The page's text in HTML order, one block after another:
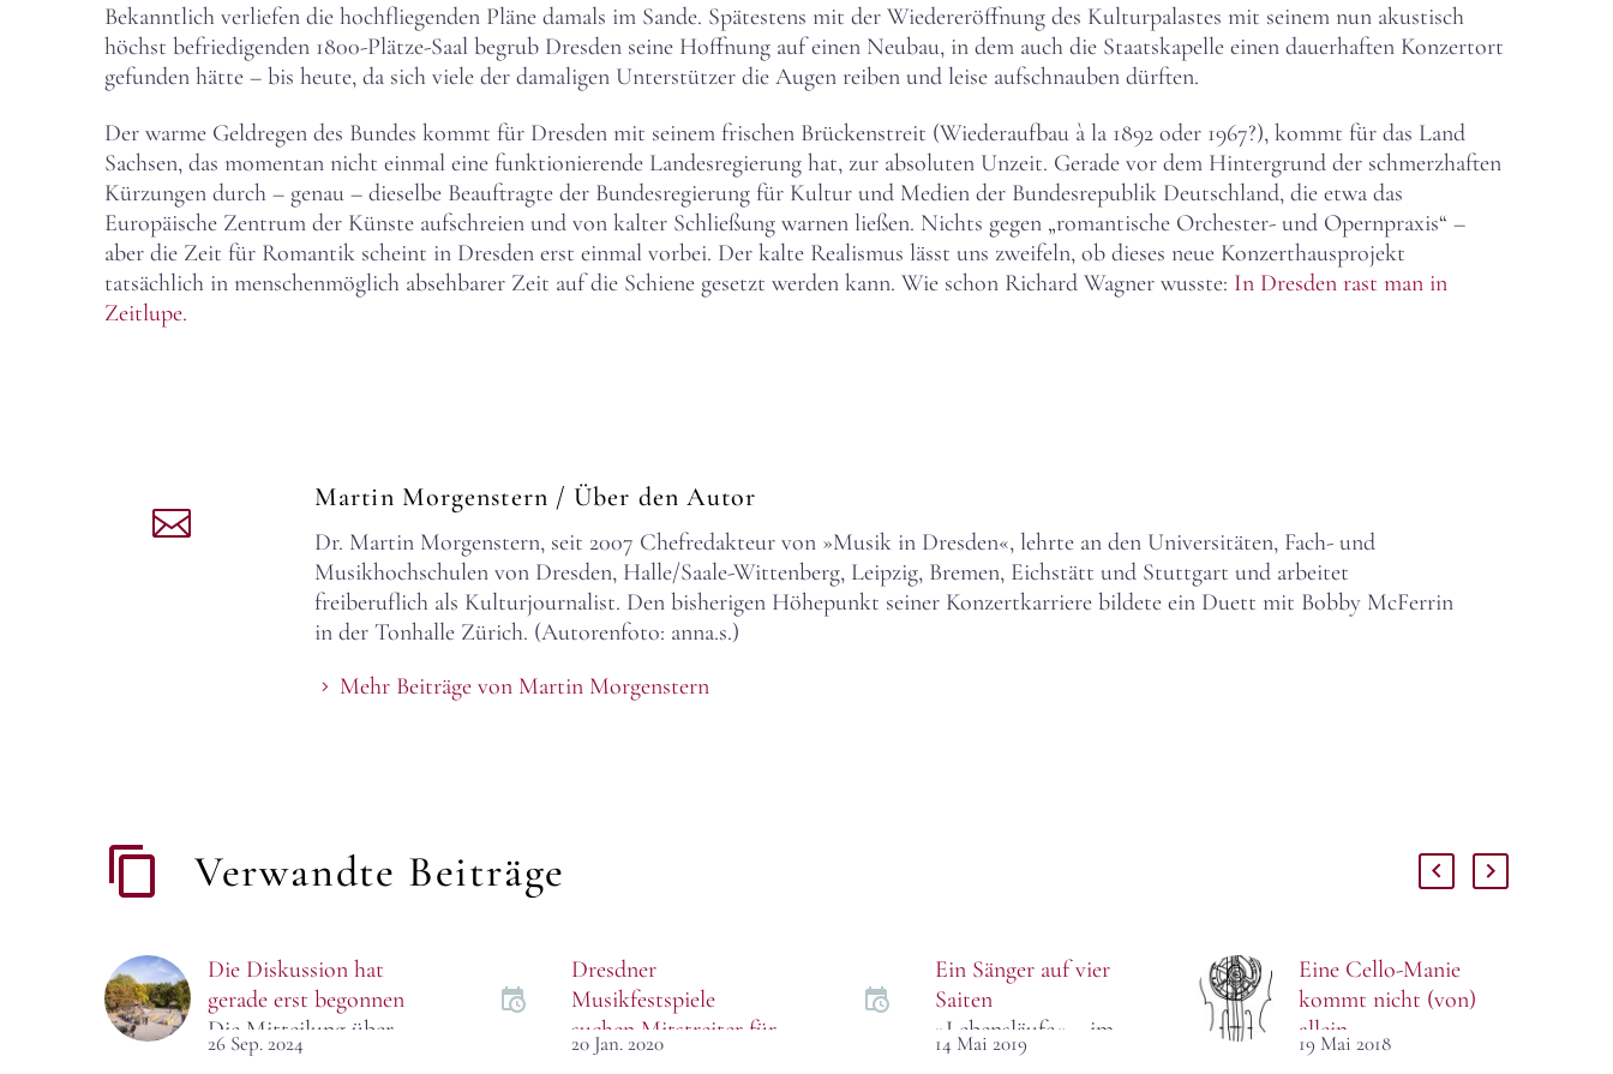
Bekanntlich verliefen die hochfliegenden Pläne damals im Sande. Spätestens mit der Wiedereröffnung des Kulturpalastes mit seinem nun akustisch
höchst befriedigenden 1800-Plätze-Saal begrub Dresden seine Hoffnung auf einen Neubau, in dem auch die Staatskapelle einen dauerhaften Konzertort
gefunden hätte – bis heute, da sich viele der damaligen Unterstützer die Augen reiben und leise aufschnauben dürften.
Der warme Geldregen des Bundes kommt für Dresden mit seinem frischen Brückenstreit (Wiederaufbau à la 1892 oder 1967?), kommt für das Land
Sachsen, das momentan nicht einmal eine funktionierende Landesregierung hat, zur absoluten Unzeit. Gerade vor dem Hintergrund der schmerzhaften
Kürzungen durch – genau – dieselbe Beauftragte der Bundesregierung für Kultur und Medien der Bundesrepublik Deutschland, die etwa das
Europäische Zentrum der Künste aufschreien und von kalter Schließung warnen ließen. Nichts gegen „romantische Orchester- und Opernpraxis“ –
aber die Zeit für Romantik scheint in Dresden erst einmal vorbei. Der kalte Realismus lässt uns zweifeln, ob dieses neue Konzerthausprojekt
tatsächlich in menschenmöglich absehbarer Zeit auf die Schiene gesetzt werden kann. Wie schon Richard Wagner wusste: In Dresden rast man in
Zeitlupe.
Martin Morgenstern / Über den Autor
Dr. Martin Morgenstern, seit 2007 Chefredakteur von »Musik in Dresden«, lehrte an den Universitäten, Fach- und
Musikhochschulen von Dresden, Halle/Saale-Wittenberg, Leipzig, Bremen, Eichstätt und Stuttgart und arbeitet
freiberuflich als Kulturjournalist. Den bisherigen Höhepunkt seiner Konzertkarriere bildete ein Duett mit Bobby McFerrin
in der Tonhalle Zürich. (Autorenfoto: anna.s.)
Mehr Beiträge von Martin Morgenstern
Verwandte Beiträge
Die Diskussion hat
gerade erst begonnen
Die Mitteilung über
eine Bundesförderung
26 Sep. 2024
Dresdner
Musikfestspiele
suchen Mitstreiter für
die »Klingende Stadt«
20 Jan. 2020
Ein Sänger auf vier
Saiten
»Lebensläufe« – im
MDR Fernsehen wird
14 Mai 2019
Eine Cello-Manie
kommt nicht (von)
allein
Das Violoncello ist
19 Mai 2018